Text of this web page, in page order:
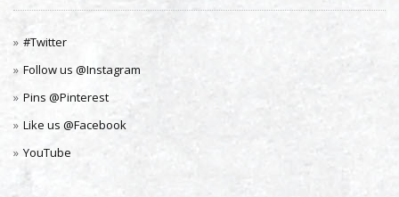
#Twitter
Follow us @Instagram
Pins @Pinterest
Like us @Facebook
YouTube